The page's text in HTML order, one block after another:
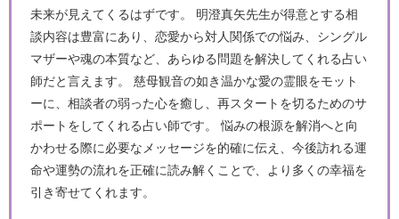
未来が見えてくるはずです。 明澄真矢先生が得意とする相
談内容は豊富にあり、恋愛から対人関係での悩み、シングル
マザーや魂の本質など、あらゆる問題を解決してくれる占い
師だと言えます。 慈母観音の如き温かな愛の霊眼をモット
ーに、相談者の弱った心を癒し、再スタートを切るためのサ
ポートをしてくれる占い師です。 悩みの根源を解消へと向
かわせる際に必要なメッセージを的確に伝え、今後訪れる運
命や運勢の流れを正確に読み解くことで、より多くの幸福を
引き寄せてくれます。